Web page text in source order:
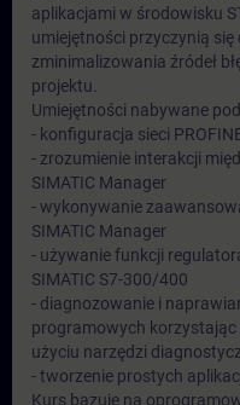
aplikacjami w środowisku
umiejętności przyczynią
zminimalizowania źródeł
projektu.
Umiejętności nabywane
- konfiguracja sieci
- zrozumienie interakcji
SIMATIC Manager
- wykonywanie
SIMATIC Manager
- używanie funkcji
SIMATIC S7-300/400
- diagnozowanie i
programowych
użyciu narzędzi
- tworzenie prostych
Kurs bazuje na